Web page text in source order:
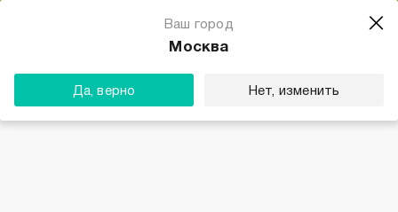
Ваш город
Москва
Да, верно Нет, изменить
Магазин одежды для тебя